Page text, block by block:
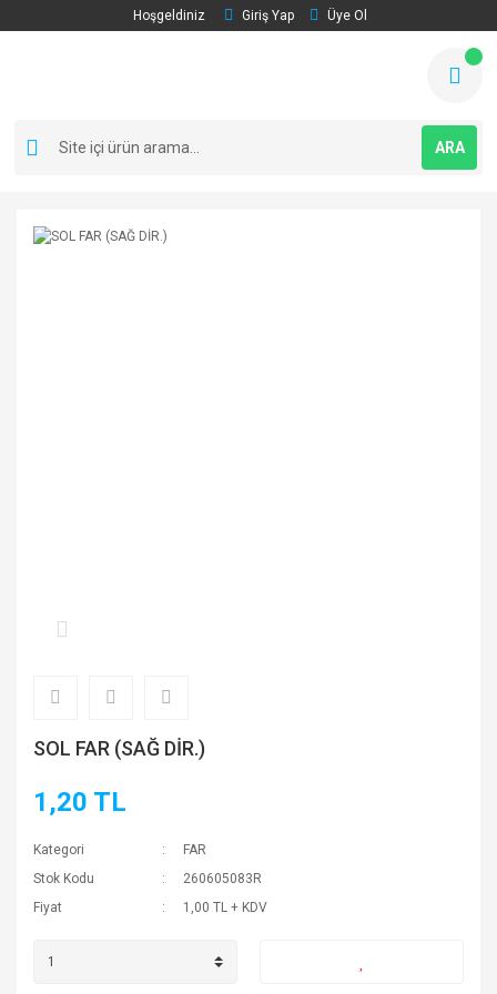
Hoşgeldiniz Giriş Yap Üye Ol
ARA
SOL FAR (SAĞ DİR.)
1,20 TL
Kategori
FAR
Stok Kodu
260605083R
Fiyat
1,00 TL + KDV